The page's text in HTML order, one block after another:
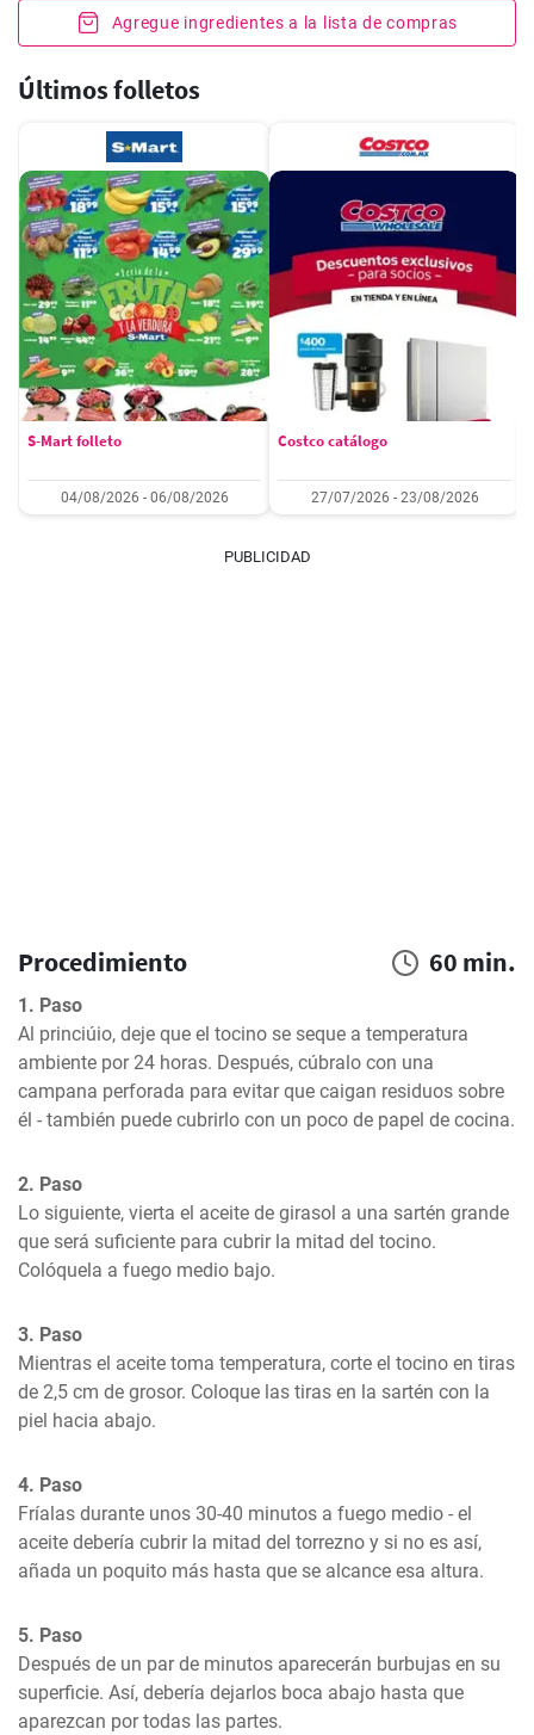
Agregue ingredientes a la lista de compras
Últimos folletos
S-Mart folleto
04/08/2026 - 06/08/2026
Costco catálogo
27/07/2026 - 23/08/2026
PUBLICIDAD
Procedimiento 60 min.
1. Paso
Al princiúio, deje que el tocino se seque a temperatura
ambiente por 24 horas. Después, cúbralo con una
campana perforada para evitar que caigan residuos sobre
él - también puede cubrirlo con un poco de papel de cocina.
2. Paso
Lo siguiente, vierta el aceite de girasol a una sartén grande
que será suficiente para cubrir la mitad del tocino.
Colóquela a fuego medio bajo.
3. Paso
Mientras el aceite toma temperatura, corte el tocino en tiras
de 2,5 cm de grosor. Coloque las tiras en la sartén con la
piel hacia abajo.
4. Paso
Fríalas durante unos 30-40 minutos a fuego medio - el
aceite debería cubrir la mitad del torrezno y si no es así,
añada un poquito más hasta que se alcance esa altura.
5. Paso
Después de un par de minutos aparecerán burbujas en su
superficie. Así, debería dejarlos boca abajo hasta que
aparezcan por todas las partes.